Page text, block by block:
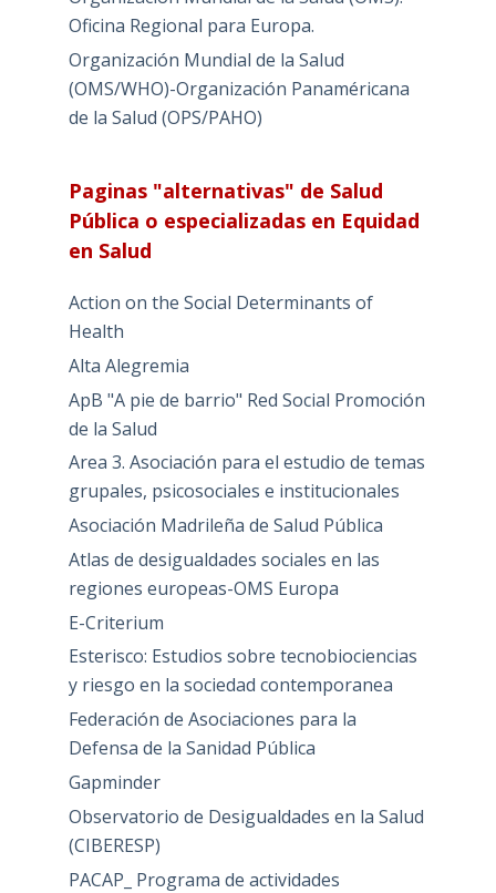
Oficina Regional para Europa.
Organización Mundial de la Salud
(OMS/WHO)-Organización Panaméricana
de la Salud (OPS/PAHO)
Paginas "alternativas" de Salud
Pública o especializadas en Equidad
en Salud
Action on the Social Determinants of
Health
Alta Alegremia
ApB "A pie de barrio" Red Social Promoción
de la Salud
Area 3. Asociación para el estudio de temas
grupales, psicosociales e institucionales
Asociación Madrileña de Salud Pública
Atlas de desigualdades sociales en las
regiones europeas-OMS Europa
E-Criterium
Esterisco: Estudios sobre tecnobiociencias
y riesgo en la sociedad contemporanea
Federación de Asociaciones para la
Defensa de la Sanidad Pública
Gapminder
Observatorio de Desigualdades en la Salud
(CIBERESP)
PACAP_ Programa de actividades